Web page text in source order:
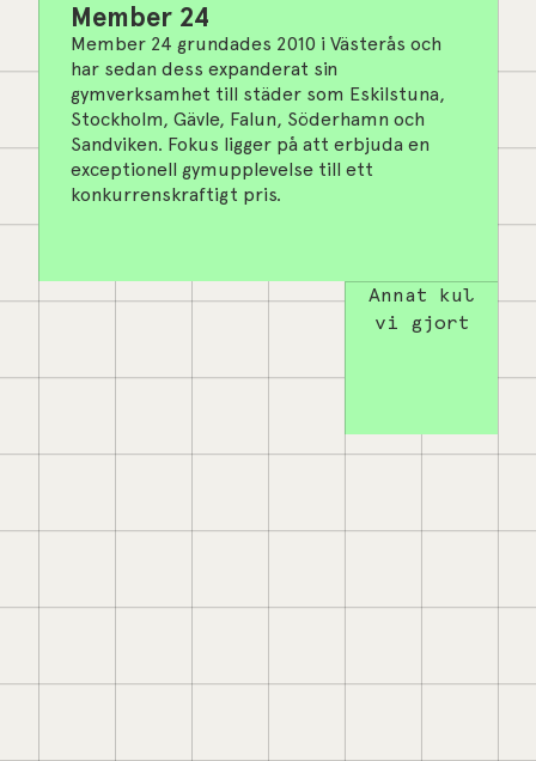
Member 24
Member 24 grundades 2010 i Västerås och
har sedan dess expanderat sin
gymverksamhet till städer som Eskilstuna,
Stockholm, Gävle, Falun, Söderhamn och
Sandviken. Fokus ligger på att erbjuda en
exceptionell gymupplevelse till ett
konkurrenskraftigt pris.
Annat kul
vi gjort